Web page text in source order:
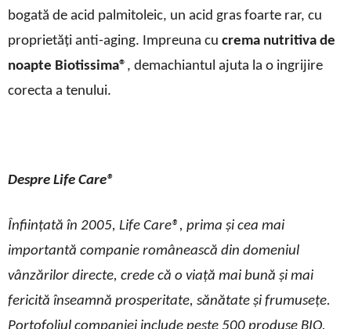
bogată de acid palmitoleic, un acid gras foarte rar, cu
proprietăți anti-aging. Impreuna cu crema nutritiva de
noapte Biotissima® , demachiantul ajuta la o ingrijire
corecta a tenului.
Despre Life Care®
Înființată în 2005, Life Care®, prima și cea mai
importantă companie românească din domeniul
vânzărilor directe, crede că o viață mai bună și mai
fericită înseamnă prosperitate, sănătate și frumusețe.